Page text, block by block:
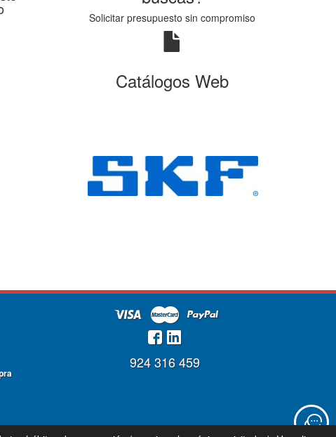
Solicitar presupuesto sin compromiso
Catálogos Web
924 316 459